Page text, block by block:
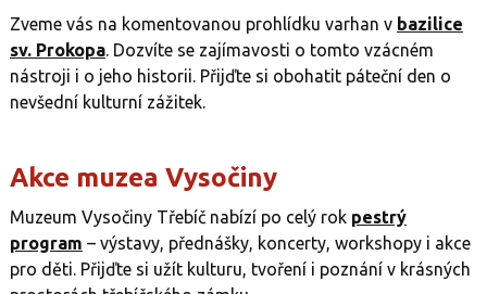
Zveme vás na komentovanou prohlídku varhan v bazilice
sv. Prokopa. Dozvíte se zajímavosti o tomto vzácném
nástroji i o jeho historii. Přijďte si obohatit páteční den o
nevšední kulturní zážitek.
Akce muzea Vysočiny
Muzeum Vysočiny Třebíč nabízí po celý rok pestrý
program – výstavy, přednášky, koncerty, workshopy i akce
pro děti. Přijďte si užít kulturu, tvoření i poznání v krásných